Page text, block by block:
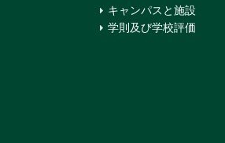
キャンパスと施設
学則及び学校評価